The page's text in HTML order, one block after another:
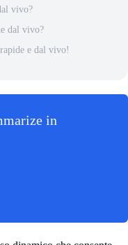
vivo?
dal vivo?
e dal vivo!
in